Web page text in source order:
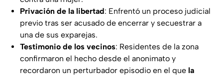
Privación de la libertad: Enfrentó un proceso judicial
previo tras ser acusado de encerrar y secuestrar a
una de sus exparejas.
Testimonio de los vecinos: Residentes de la zona
confirmaron el hecho desde el anonimato y
recordaron un perturbador episodio en el que la